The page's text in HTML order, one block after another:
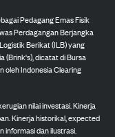
Pedagang Emas Fisik
Perdagangan Berjangka
Berikat (ILB) yang
(Brink's), dicatat di Bursa
oleh Indonesia Clearing
nilai investasi. Kinerja
Kinerja historikal, expected
informasi dan ilustrasi.